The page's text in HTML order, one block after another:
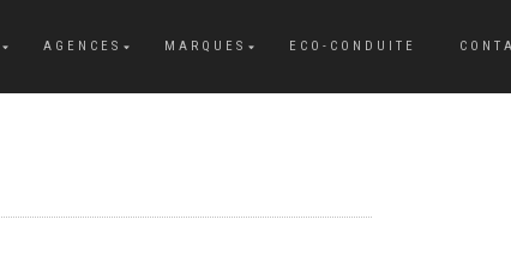
AGENCES MARQUES ECO-CONDUITE